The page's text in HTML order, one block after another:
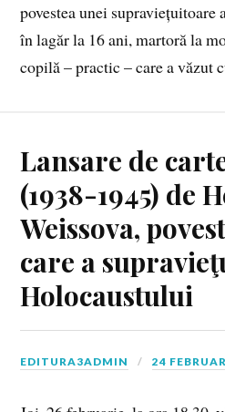
povestea unei
în lagăr la 16 ani, martoră la
copilă – practic – care a
Lansare de
(1938-1945) de
Weissova,
care a
Holocaustului
EDITURA3ADMIN 24